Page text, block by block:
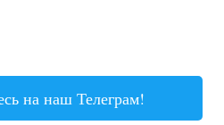
на наш Телеграм!